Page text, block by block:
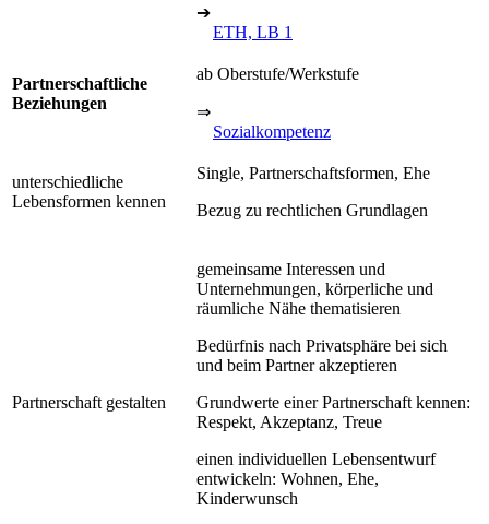
➔
ETH, LB 1
Partnerschaftliche
Beziehungen
ab Oberstufe/Werkstufe
⇒
Sozialkompetenz
unterschiedliche
Lebensformen kennen
Single, Partnerschaftsformen, Ehe
Bezug zu rechtlichen Grundlagen
Partnerschaft gestalten
gemeinsame Interessen und
Unternehmungen, körperliche und
räumliche Nähe thematisieren
Bedürfnis nach Privatsphäre bei sich
und beim Partner akzeptieren
Grundwerte einer Partnerschaft kennen:
Respekt, Akzeptanz, Treue
einen individuellen Lebensentwurf
entwickeln: Wohnen, Ehe,
Kinderwunsch